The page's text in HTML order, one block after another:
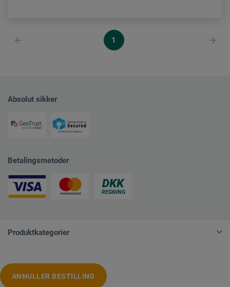
1
Absolut sikker
Betalingsmetoder
Produktkategorier
ANNULLER BESTILLING